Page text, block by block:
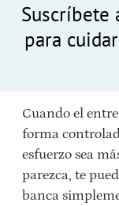
Suscríbete
para
Cuando el
forma
esfuerzo sea
parezca, te
banca